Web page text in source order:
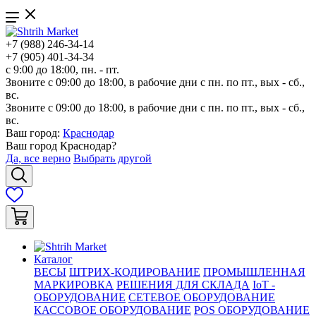
+7 (988) 246-34-14
+7 (905) 401-34-34
с 9:00 до 18:00, пн. - пт.
Звоните с 09:00 до 18:00, в рабочие дни с пн. по пт., вых - сб.,
вс.
Звоните с 09:00 до 18:00, в рабочие дни с пн. по пт., вых - сб.,
вс.
Ваш город: Краснодар
Ваш город Краснодар?
Да, все верно Выбрать другой
Каталог
ВЕСЫ ШТРИХ-КОДИРОВАНИЕ ПРОМЫШЛЕННАЯ
МАРКИРОВКА РЕШЕНИЯ ДЛЯ СКЛАДА IoT -
ОБОРУДОВАНИЕ СЕТЕВОЕ ОБОРУДОВАНИЕ
КАССОВОЕ ОБОРУДОВАНИЕ POS ОБОРУДОВАНИЕ